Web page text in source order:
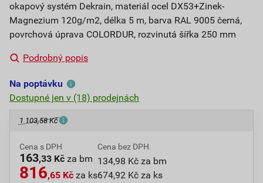
okapový systém Dekrain, materiál ocel DX53+Zinek-
Magnezium 120g/m2, délka 5 m, barva RAL 9005 černá,
povrchová úprava COLORDUR, rozvinutá šířka 250 mm
Podrobný popis
Na poptávku
Dostupné jen v (18) prodejnách
1 103,58 Kč
Cena s DPH
163,33 Kč za bm
816,65 Kč za ks
Cena bez DPH
134,98 Kč za bm
674,92 Kč za ks